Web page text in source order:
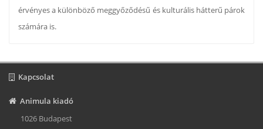
érvényes a különböző meggyőződésű és kulturális hátterű párok
számára is.
Kapcsolat
Animula kiadó
1026 Budapest